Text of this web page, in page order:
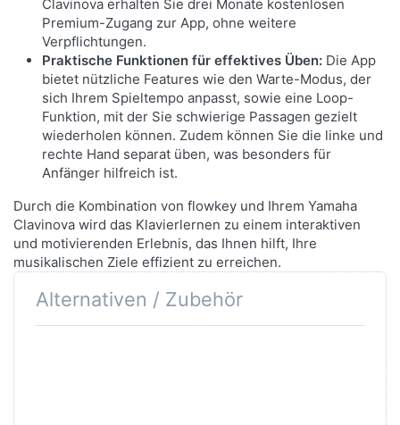
EIN AKUSTISCHES ERLEBNIS
AUCH MIT KOPFHÖRERN
Mithilfe von Binaural Sampling fühlt es sich an, als
würde man vor einem echten Klavier sitzen, selbst
wenn man Kopfhörer trägt. Diese Technik wurde
sowohl beim Yamaha CFX als auch bei den
Bösendorfer Voices verwendet.
Clavinova erhalten Sie drei Monate kostenlosen
Premium-Zugang zur App, ohne weitere
Verpflichtungen.
Praktische Funktionen für effektives Üben: Die App
bietet nützliche Features wie den Warte-Modus, der
sich Ihrem Spieltempo anpasst, sowie eine Loop-
Funktion, mit der Sie schwierige Passagen gezielt
wiederholen können. Zudem können Sie die linke und
rechte Hand separat üben, was besonders für
Anfänger hilfreich ist.
Durch die Kombination von flowkey und Ihrem Yamaha
Clavinova wird das Klavierlernen zu einem interaktiven
und motivierenden Erlebnis, das Ihnen hilft, Ihre
musikalischen Ziele effizient zu erreichen.
Alternativen / Zubehör